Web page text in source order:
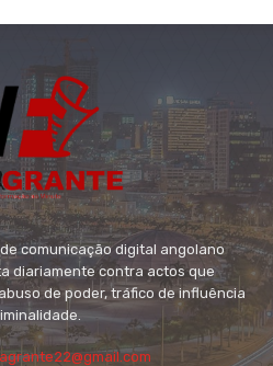
de comunicação digital angolano
diariamente contra actos que
de poder, tráfico de influência